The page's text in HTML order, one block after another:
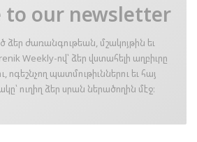
to our newsletter
ձեր ժառանգութեան, մշակոյթին եւ
Weekly-ով՝ ձեր վստահելի աղբիւրը
ոգեշնչող պատմութիւններու եւ հայ
ուղիղ ձեր սրան ներածողին մէջ։